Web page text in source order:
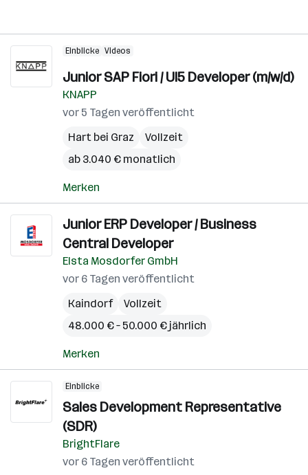
Einblicke Videos
Junior SAP Fiori / UI5 Developer (m/w/d)
KNAPP
vor 5 Tagen veröffentlicht
Hart bei Graz
Vollzeit
ab 3.040 € monatlich
Merken
Junior ERP Developer / Business
Central Developer
Elsta Mosdorfer GmbH
vor 6 Tagen veröffentlicht
Kaindorf
Vollzeit
48.000 € – 50.000 € jährlich
Merken
Einblicke
Sales Development Representative
(SDR)
BrightFlare
vor 6 Tagen veröffentlicht